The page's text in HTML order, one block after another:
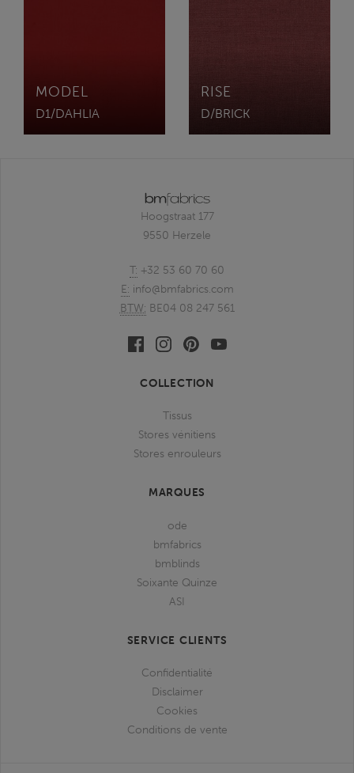
MODEL
D1/DAHLIA
RISE
D/BRICK
Hoogstraat 177
9550 Herzele
T: +32 53 60 70 60
E: info@bmfabrics.com
BTW: BE04 08 247 561
FacebookLinkedinPinterestYoutube
COLLECTION
Tissus
Stores vénitiens
Stores enrouleurs
MARQUES
ode
bmfabrics
bmblinds
Soixante Quinze
ASI
SERVICE CLIENTS
Confidentialité
Disclaimer
Cookies
Conditions de vente